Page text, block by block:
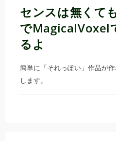
センスは無くて
でMagicalVoxel
るよ
簡単に「それっぽい」作品が
します。